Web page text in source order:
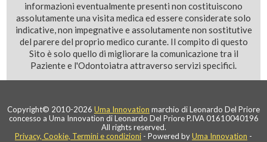
informazioni eventualmente presenti non costituiscono
assolutamente una visita medica ed essere considerate solo
indicative, non impegnative e assolutamente non sostitutive
del parere del proprio medico curante. Il compito di questo
Sito è solo quello di migliorare la comunicazione tra il
Paziente e l'Odontoiatra attraverso servizi specifici.
Copyright© 2010-2026 Uma Innovation marchio di Leonardo Del Priore
concesso a Uma Innovation di Leonardo Del Priore P.IVA 01610040196
All rights reserved.
Privacy, Cookie, Termini e condizioni - Powered byUma Innovation -